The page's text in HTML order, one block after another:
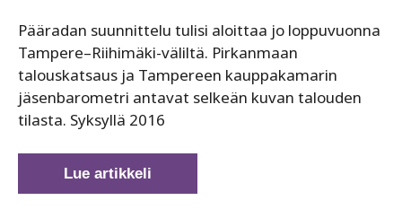
Pääradan suunnittelu tulisi aloittaa jo loppuvuonna
Tampere–Riihimäki-väliltä. Pirkanmaan
talouskatsaus ja Tampereen kauppakamarin
jäsenbarometri antavat selkeän kuvan talouden
tilasta. Syksyllä 2016
Talouskasvua
lisää
Lue artikkeli